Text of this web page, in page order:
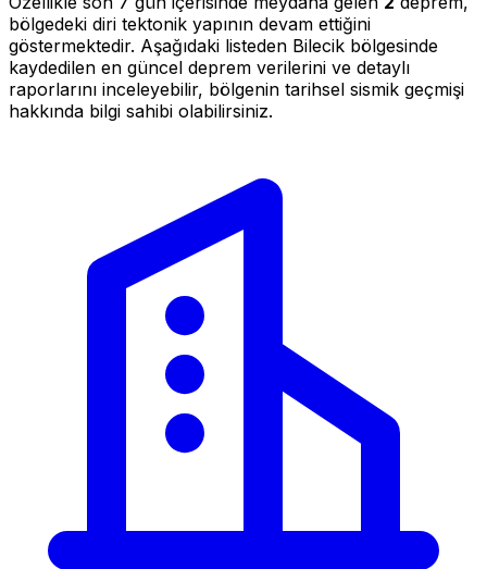
bölgedeki diri tektonik yapının devam ettiğini
göstermektedir. Aşağıdaki listeden Bilecik bölgesinde
kaydedilen en güncel deprem verilerini ve detaylı
raporlarını inceleyebilir, bölgenin tarihsel sismik geçmişi
hakkında bilgi sahibi olabilirsiniz.